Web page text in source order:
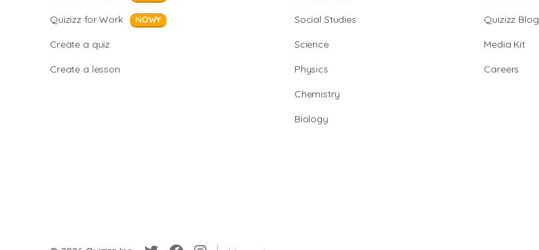
Quizizz for Work NOWY
Create a quiz
Create a lesson
Social Studies
Science
Physics
Chemistry
Biology
Quizizz Blog
Media Kit
Careers